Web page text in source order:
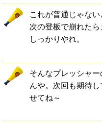
これが普通じゃない
次の登板で崩れたら
しっかりやれ。
そんなプレッシャ
んや。次回も期待
せてね～